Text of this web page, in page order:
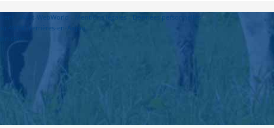
: West-WebWorld - Mentions légales- Données personnelles
49480 Verrières-en-Anjou